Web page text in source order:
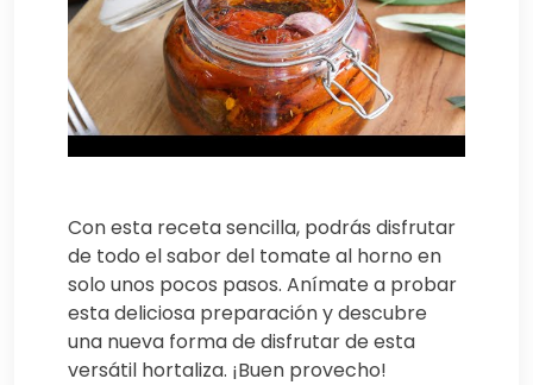
Con esta receta sencilla, podrás disfrutar
de todo el sabor del tomate al horno en
solo unos pocos pasos. Anímate a probar
esta deliciosa preparación y descubre
una nueva forma de disfrutar de esta
versátil hortaliza. ¡Buen provecho!